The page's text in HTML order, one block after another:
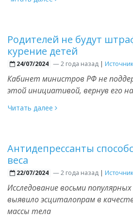
Родителей не будут
курение детей
24/07/2024 —2 года назад | Источник
Кабинет министров РФ не
этой инициативой, вернув его
Читать далее
Антидепрессанты
веса
22/07/2024 —2 года назад | Источник
Исследование восьми
выявило эсциталопрам в
массы тела